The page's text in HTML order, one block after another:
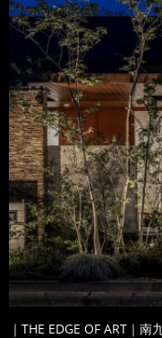
｜THE EDGE OF ART｜南